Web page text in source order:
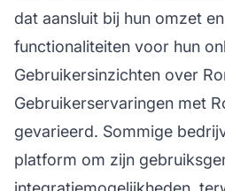
dat aansluit bij hun omzet
functionaliteiten voor hun
Gebruikersinzichten over
Gebruikerservaringen met
gevarieerd. Sommige
platform om zijn